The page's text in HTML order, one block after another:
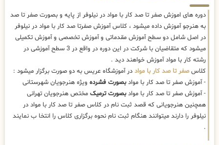
دوره های اموزش صفر تا صد کار با مواد در نیلوفر از پایه و بصورت صفر تا صد
به هنرجو آموزش داده میشود ، کلاس آموزش صفرتا صد کار با مواد در نیلوفر
در اصل شامل دو سطح آموزش مقدماتی و آموزش تخصصی و آموزش تکمیلی
میشود که متقاضیان با شرکت در این دوره در واقع در 3 سطح آموزشی در
رشته کار با مواد آموزش خواهند دید .
کلاسصفر تا صد کار با مواد در آموزشگاه عریس به دو صورت برگزار میشود :
- آموزش صفر تا صد کار با موادبصورت فشرده ویژه هنرجویان شهرستانی
- آموزش صفر تا صد کار با موادبصورت ترمیک مختص هنرجویان تهرانی
همچنین هنرجویانی که قصد ثبت نام در کلاس صفر تا صد کار با مواد در
نیلوفر را دارند میتوانند هنگام ثبت نام نحوه برگزاری کلاس را انتخا ب نمایند
.